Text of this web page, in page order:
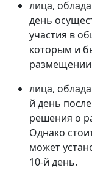
лица,
день
участия в
которым и
лица,
й день
решения о
Однако
может
10-й день.